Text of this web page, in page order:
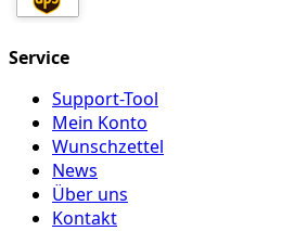
Service
Support-Tool
Mein Konto
Wunschzettel
News
Über uns
Kontakt